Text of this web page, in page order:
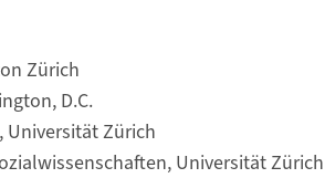
Zürich
D.C.
Universität Zürich
Universität Zürich